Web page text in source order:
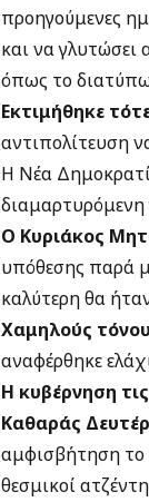
προηγούμενες
και να γλυτώσει
όπως το
Εκτιμήθηκε
αντιπολίτευση
Η Νέα
Ο Κυριάκος
υπόθεσης παρά
καλύτερη θα
Χαμηλούς
αναφέρθηκε
Η κυβέρνηση
Καθαράς
αμφισβήτηση το
θεσμικοί